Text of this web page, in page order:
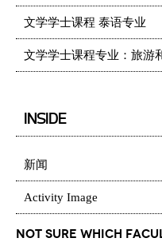
文学学士课程 泰语专业
文学学士课程专业：旅游
INSIDE
新闻
Activity Image
Not Sure which